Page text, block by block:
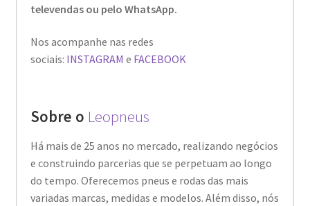
televendas ou pelo WhatsApp.
Nos acompanhe nas redes
sociais: INSTAGRAM e FACEBOOK
Sobre o Leopneus
Há mais de 25 anos no mercado, realizando negócios
e construindo parcerias que se perpetuam ao longo
do tempo. Oferecemos pneus e rodas das mais
variadas marcas, medidas e modelos. Além disso, nós